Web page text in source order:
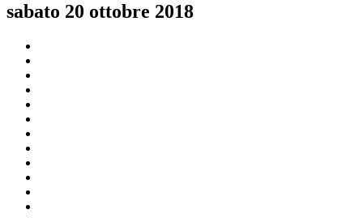
sabato 20 ottobre 2018